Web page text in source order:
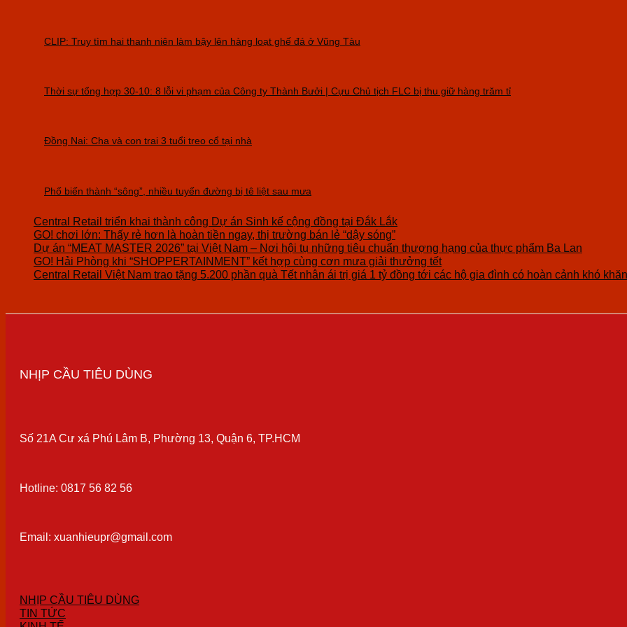
CLIP: Truy tìm hai thanh niên làm bậy lên hàng loạt ghế đá ở Vũng Tàu
Thời sự tổng hợp 30-10: 8 lỗi vi phạm của Công ty Thành Bưởi | Cựu Chủ tịch FLC bị thu giữ hàng trăm tỉ
Đồng Nai: Cha và con trai 3 tuổi treo cổ tại nhà
Phố biến thành “sông”, nhiều tuyến đường bị tê liệt sau mưa
Central Retail triển khai thành công Dự án Sinh kế cộng đồng tại Đắk Lắk
GO! chơi lớn: Thấy rẻ hơn là hoàn tiền ngay, thị trường bán lẻ “dậy sóng”
Dự án “MEAT MASTER 2026” tại Việt Nam – Nơi hội tụ những tiêu chuẩn thượng hạng của thực phẩm Ba Lan
GO! Hải Phòng khi “SHOPPERTAINMENT” kết hợp cùng cơn mưa giải thưởng tết
Central Retail Việt Nam trao tặng 5.200 phần quà Tết nhân ái trị giá 1 tỷ đồng tới các hộ gia đình có hoàn cảnh khó khăn
NHỊP CẦU TIÊU DÙNG
Số 21A Cư xá Phú Lâm B, Phường 13, Quận 6, TP.HCM
Hotline: 0817 56 82 56
Email: xuanhieupr@gmail.com
NHỊP CẦU TIÊU DÙNG
TIN TỨC